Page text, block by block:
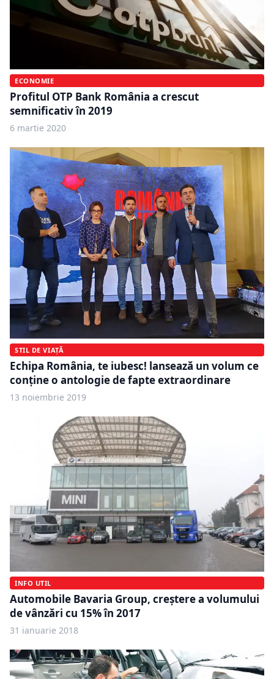
ECONOMIE
Profitul OTP Bank România a crescut
semnificativ în 2019
6 martie 2020
STIL DE VIAȚĂ
Echipa România, te iubesc! lansează un volum ce
conține o antologie de fapte extraordinare
13 noiembrie 2019
INFO UTIL
Automobile Bavaria Group, creștere a volumului
de vânzări cu 15% în 2017
31 ianuarie 2018